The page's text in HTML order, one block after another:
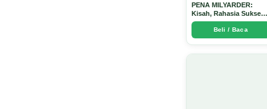
PENA MILYARDER:
Kisah, Rahasia Sukses,
dan Panduan Menjadi
Penulis 1 Milyar di KBM
App dari Nol - Arda
Dinata
Beli / Baca